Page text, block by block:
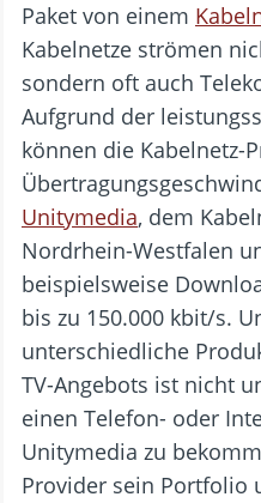
Paket von einem
Kabelnetze strömen
sondern oft auch
Aufgrund der
können die Kabelnetz-
Unitymedia, dem
Nordrhein-Westfalen
beispielsweise
bis zu 150.000 kbit/s.
unterschiedliche
TV-Angebots ist nicht
einen Telefon- oder
Unitymedia zu
Provider sein Portfolio